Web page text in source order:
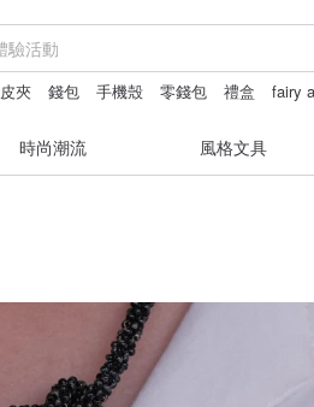
皮夾 錢包 手機殼 零錢包 禮盒 fairy
時尚潮流 風格文具